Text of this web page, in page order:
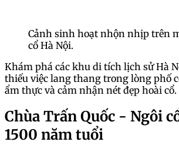
Cảnh sinh hoạt nhộn nhịp trên
cổ Hà Nội.
Khám phá các khu di tích lịch sử Hà
thiếu việc lang thang trong lòng phố
ẩm thực và cảm nhận nét đẹp hoài cổ.
Chùa Trấn Quốc - Ngôi
1500 năm tuổi